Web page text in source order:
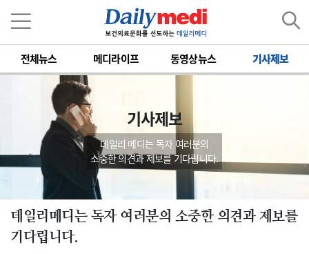
전체뉴스 메디라이프 동영상뉴스 기사제보
기사제보
데일리 메디는 독자 여러분의
소중한 의견과 제보를 기다립니다.
데일리메디는 독자 여러분의 소중한 의견과 제보를
기다립니다.